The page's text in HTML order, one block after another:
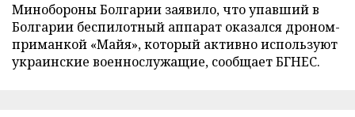
Минобороны Болгарии заявило, что упавший в
Болгарии беспилотный аппарат оказался дроном-
приманкой «Майя», который активно используют
украинские военнослужащие, сообщает БГНЕС.